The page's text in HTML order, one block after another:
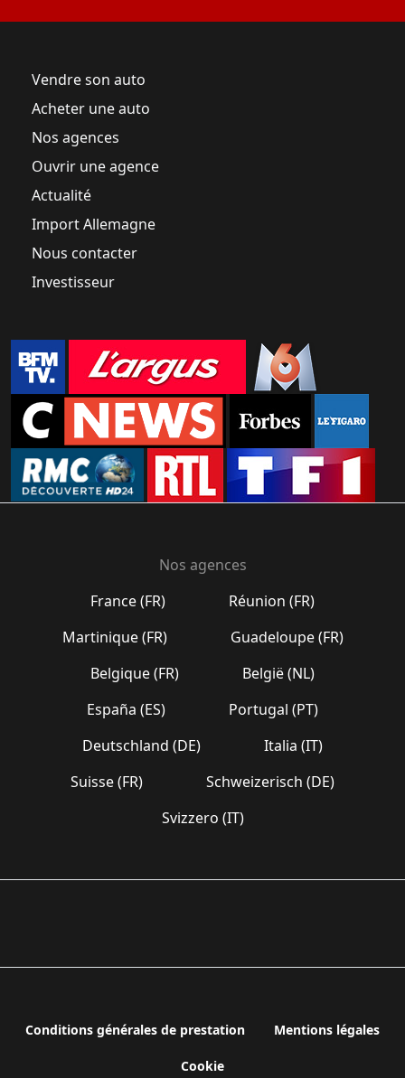
Vendre son auto
Acheter une auto
Nos agences
Ouvrir une agence
Actualité
Import Allemagne
Nous contacter
Investisseur
Nos agences
France (FR)
Réunion (FR)
Martinique (FR)
Guadeloupe (FR)
Belgique (FR)
België (NL)
España (ES)
Portugal (PT)
Deutschland (DE)
Italia (IT)
Suisse (FR)
Schweizerisch (DE)
Svizzero (IT)
Conditions générales de prestation Mentions légales
Cookie